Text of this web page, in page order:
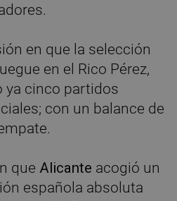
en que la selección
en el Rico Pérez,
ya cinco partidos
con un balance de
que Alicante acogió un
española absoluta